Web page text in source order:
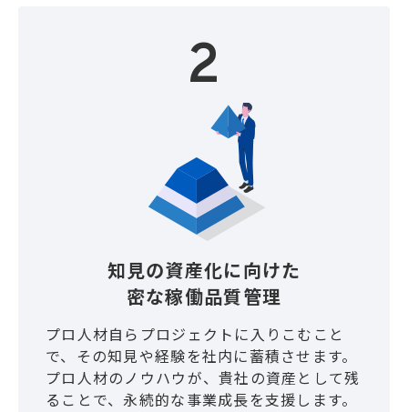
2
知見の資産化に向けた
密な稼働品質管理
プロ人材自らプロジェクトに入りこむこと
で、その知見や経験を社内に蓄積させます。
プロ人材のノウハウが、貴社の資産として残
ることで、永続的な事業成長を支援します。